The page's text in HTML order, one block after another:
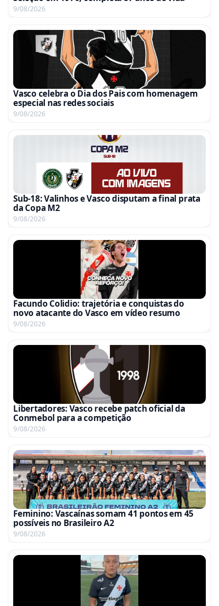
9/08/2026
Vasco celebra o Dia dos Pais com homenagem
especial nas redes sociais
9/08/2026
Sub-18: Valinhos e Vasco disputam a final prata
da Copa M2
9/08/2026
Facundo Colidio: trajetória e conquistas do
novo atacante do Vasco em vídeo resumo
9/08/2026
Libertadores: Vasco recebe patch oficial da
Conmebol para a competição
9/08/2026
Feminino: Vascaínas somam 41 pontos em 45
possíveis no Brasileiro A2
9/08/2026